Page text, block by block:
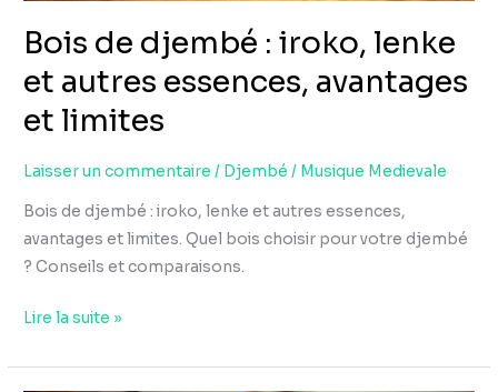
Bois de djembé : iroko, lenke
et autres essences, avantages
et limites
Laisser un commentaire / Djembé / Musique Medievale
Bois de djembé : iroko, lenke et autres essences,
avantages et limites. Quel bois choisir pour votre djembé
? Conseils et comparaisons.
avantages
et
Lire la suite »